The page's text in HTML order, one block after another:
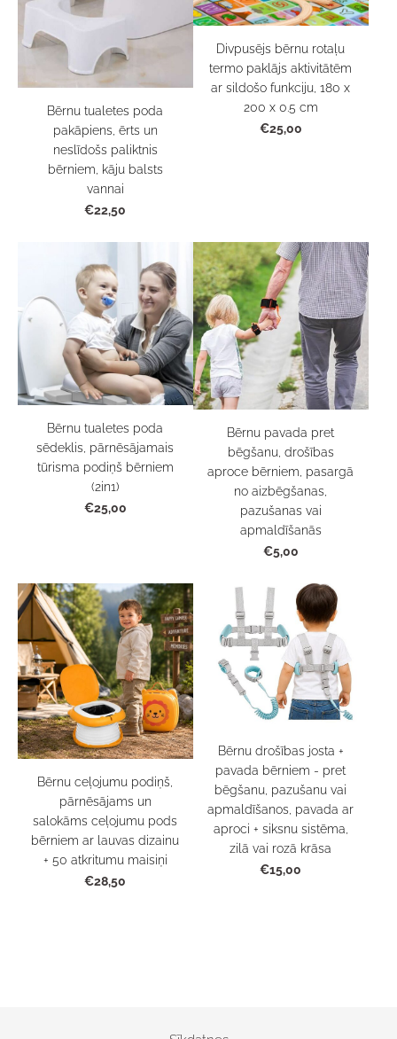
Bērnu tualetes poda
pakāpiens, ērts un
neslīdošs paliktnis
bērniem, kāju balsts
vannai
€22,50
Divpusējs bērnu rotaļu
termo paklājs aktivitātēm
ar sildošo funkciju, 180 x
200 x 0.5 cm
€25,00
Bērnu tualetes poda
sēdeklis, pārnēsājamais
tūrisma podiņš bērniem
(2in1)
€25,00
Bērnu pavada pret
bēgšanu, drošības
aproce bērniem, pasargā
no aizbēgšanas,
pazušanas vai
apmaldīšanās
€5,00
Bērnu ceļojumu podiņš,
pārnēsājams un
salokāms ceļojumu pods
bērniem ar lauvas dizainu
+ 50 atkritumu maisiņi
€28,50
Bērnu drošības josta +
pavada bērniem - pret
bēgšanu, pazušanu vai
apmaldīšanos, pavada ar
aproci + siksnu sistēma,
zilā vai rozā krāsa
€15,00